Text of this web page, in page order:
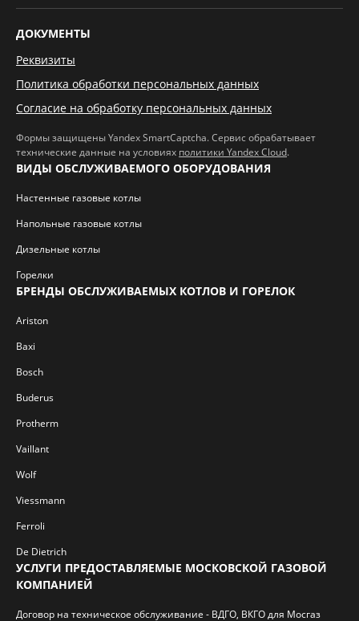
ДОКУМЕНТЫ
Реквизиты
Политика обработки персональных данных
Согласие на обработку персональных данных
Формы защищены Yandex SmartCaptcha. Сервис обрабатывает
технические данные на условиях политики Yandex Cloud.
ВИДЫ ОБСЛУЖИВАЕМОГО ОБОРУДОВАНИЯ
Настенные газовые котлы
Напольные газовые котлы
Дизельные котлы
Горелки
БРЕНДЫ ОБСЛУЖИВАЕМЫХ КОТЛОВ И ГОРЕЛОК
Ariston
Baxi
Bosch
Buderus
Protherm
Vaillant
Wolf
Viessmann
Ferroli
De Dietrich
УСЛУГИ ПРЕДОСТАВЛЯЕМЫЕ МОСКОВСКОЙ ГАЗОВОЙ
КОМПАНИЕЙ
Договор на техническое обслуживание - ВДГО, ВКГО для Мосгаз